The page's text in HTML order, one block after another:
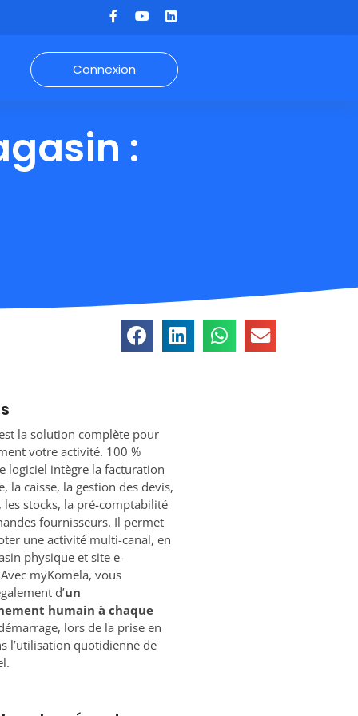
Connexion
:
la solution complète pour
votre activité. 100 %
logiciel intègre la facturation
la caisse, la gestion des devis,
les stocks, la pré-comptabilité
fournisseurs. Il permet
une activité multi-canal, en
physique et site e-
myKomela, vous
d’un
humain à chaque
lors de la prise en
l’utilisation quotidienne de